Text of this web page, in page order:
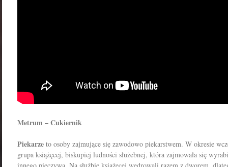
Metrum – Cukiernik
Piekarze to osoby zajmujące się zawodowo piekarstwem. W okresie
grupa książęcej, biskupiej ludności służebnej, która zajmowała się